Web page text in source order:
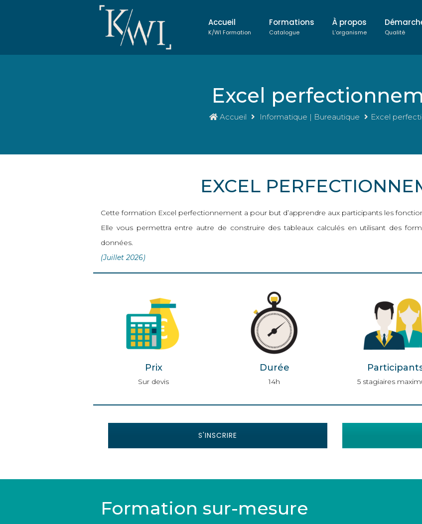
Accueil
K/WI Formation
Formations
Catalogue
À propos
L’organisme Qualité
Excel
Accueil Informatique | Bureautique Excel
EXCEL
Cette formation Excel perfectionnement a pour but d’apprendre aux participants les
Elle vous permettra entre autre de construire des tableaux calculés en utilisant des
données.
(Juillet 2026)
Prix
Sur devis
Durée
14h 5 stagiaires
S'INSCRIRE
Formation sur-mesure